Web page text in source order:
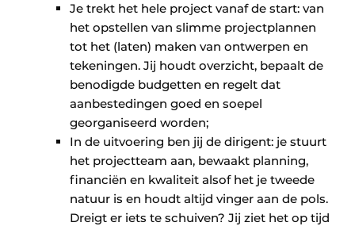
Je trekt het hele project vanaf de start: van
het opstellen van slimme projectplannen
tot het (laten) maken van ontwerpen en
tekeningen. Jij houdt overzicht, bepaalt de
benodigde budgetten en regelt dat
aanbestedingen goed en soepel
georganiseerd worden;
In de uitvoering ben jij de dirigent: je stuurt
het projectteam aan, bewaakt planning,
financiën en kwaliteit alsof het je tweede
natuur is en houdt altijd vinger aan de pols.
Dreigt er iets te schuiven? Jij ziet het op tijd